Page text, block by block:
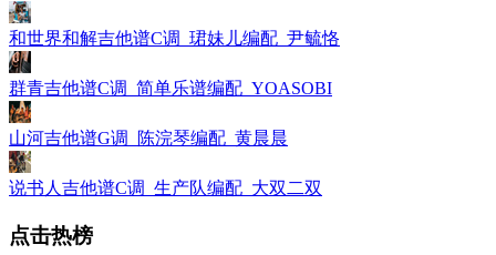
和世界和解吉他谱C调_珺妹儿编配_尹毓恪
群青吉他谱C调_简单乐谱编配_YOASOBI
山河吉他谱G调_陈浣琴编配_黄晨晨
说书人吉他谱C调_生产队编配_大双二双
点击热榜